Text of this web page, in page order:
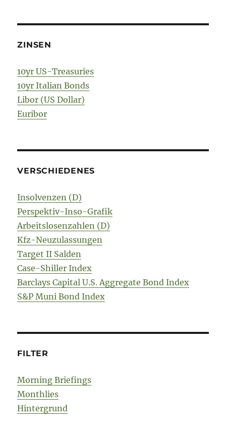
ZINSEN
10yr US-Treasuries
10yr Italian Bonds
Libor (US Dollar)
Euribor
VERSCHIEDENES
Insolvenzen (D)
Perspektiv-Inso-Grafik
Arbeitslosenzahlen (D)
Kfz-Neuzulassungen
Target II Salden
Case-Shiller Index
Barclays Capital U.S. Aggregate Bond Index
S&P Muni Bond Index
FILTER
Morning Briefings
Monthlies
Hintergrund